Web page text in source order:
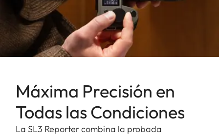
Máxima Precisión en
Todas las Condiciones
La SL3 Reporter combina la probada